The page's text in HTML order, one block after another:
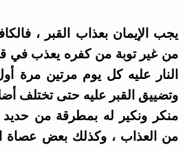
يجب الإيمان بعذاب القبر ،
من غير توبة من كفره يعذب في
النار عليه كل يوم مرتين مرة
وتضييق القبر عليه حتى تختلف
منكر ونكير له بمطرقة من حديد
من العذاب ، وكذلك بعض عصاة